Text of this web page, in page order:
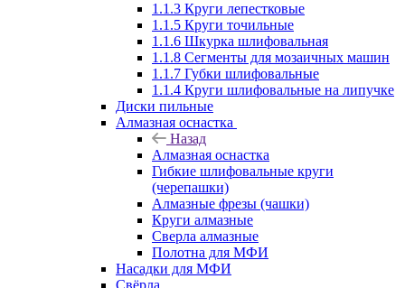
1.1.3 Круги лепестковые
1.1.5 Круги точильные
1.1.6 Шкурка шлифовальная
1.1.8 Сегменты для мозаичных машин
1.1.7 Губки шлифовальные
1.1.4 Круги шлифовальные на липучке
Диски пильные
Алмазная оснастка
Назад
Алмазная оснастка
Гибкие шлифовальные круги
(черепашки)
Алмазные фрезы (чашки)
Круги алмазные
Сверла алмазные
Полотна для МФИ
Насадки для МФИ
Свёрла